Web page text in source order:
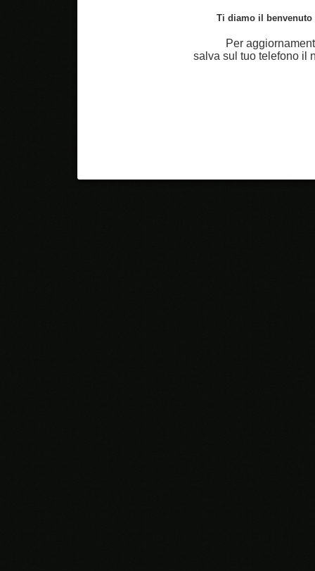
Ti diamo il
Per
salva sul tuo telefono il